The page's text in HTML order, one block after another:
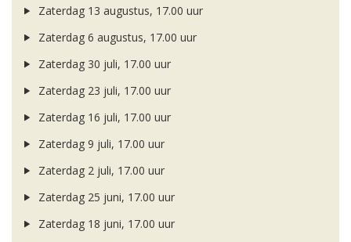
Zaterdag 13 augustus, 17.00 uur
Zaterdag 6 augustus, 17.00 uur
Zaterdag 30 juli, 17.00 uur
Zaterdag 23 juli, 17.00 uur
Zaterdag 16 juli, 17.00 uur
Zaterdag 9 juli, 17.00 uur
Zaterdag 2 juli, 17.00 uur
Zaterdag 25 juni, 17.00 uur
Zaterdag 18 juni, 17.00 uur